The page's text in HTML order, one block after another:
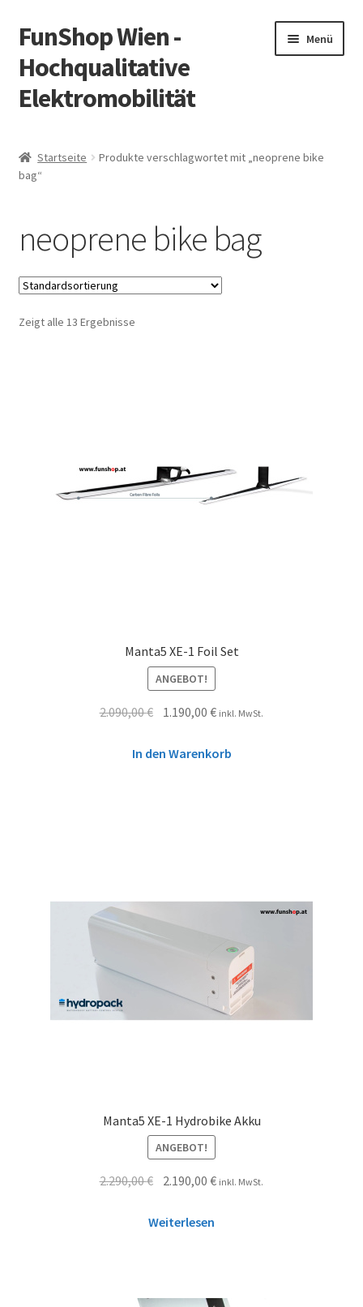
Zur
Navigation
springen
Zum
Inhalt
springen
FunShop Wien -
Hochqualitative
Elektromobilität
Menü
Informationen zur Rechtslage in Österreich
Über FunShop
Startseite
Produkte verschlagwortet mit „neoprene bike
bag“
neoprene bike bag
Zeigt alle 13 Ergebnisse
Manta5 XE-1 Foil Set
ANGEBOT!
2.090,00€ 1.190,00€ inkl. MwSt.
In den Warenkorb
Manta5 XE-1 Hydrobike Akku
ANGEBOT!
2.290,00€ 2.190,00€ inkl. MwSt.
Weiterlesen